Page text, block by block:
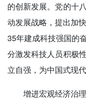
的创新发展。党的十
动发展战略，提出加
35年建成科技强国的
分激发科技人员积极
立自强，为中国式现
增进宏观经济治